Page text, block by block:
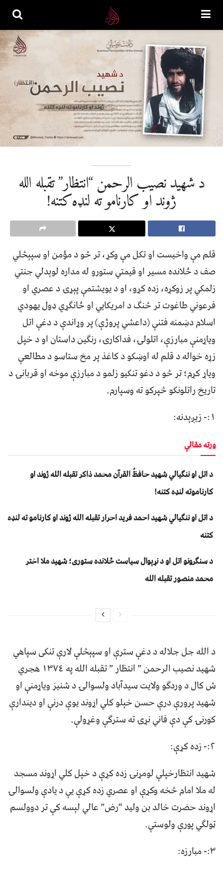
د شهید نصیب الرحمن “انتظار” تقبله الله
ژوند او کارنامو ته لنډه کتنه!
قلم مې واخیست او تکل مې وکړ، تر څو د مؤمن او سپېڅلي
صف د ځلانده مسیر او قیمتي ستورو له مداره لوېدلي جنتي
زلمکي پر زوکړه، زده کړو، او د یویشتمې پېړۍ د عصري او
فرعوني طاغوت تر څنګ د امریکایي او ځانګړي ډول یهودي
اسلام دښمنه فتنې (داعشي پروژې) پر وړاندې د دغې اتل
ویاړمنې مبارزې، اتلولۍ، فداکارۍ، رنګین داستان او د خپل
زړه خواله د قلم له اوښکو د کاغذ پر مخ ستاسو د مطالعې
ویاړ کړم؛ تر څو د دغو تنکیو زلمو د مبارزې موخه او قربانۍ د
تاریخ راتلونکو څپرکو ته وسپارم.
۱:- زیږېدنه:
ورته مقالې
د اتل او ننګیالي شهید حافظُ القرآن محمد ذاکر تقبله الله ژوند او
کارناموته لنډه کتنه!
د اتل او ننګیالي شهید احمد فرید احرار تقبله الله ژوند او کارنامو ته لنډه
کتنه
د سنګرونو اتل او د نړېوال سياست ځلانده ستوری؛ شهيد ملا اختر
محمد منصور تقبله الله
د الله جل جلاله د دغې سترې او سپېڅلې لارې تنکی سپاهي
شهید نصیب الرحمن ” انتظار ” تقبله الله په ١٣٧٤ هجري
ش کال د وردګو ولایت سيدآباد ولسوالۍ د شنيز ویاړمنې او
شهید پرورې درې حسن خېلو کلي اړوند یوې درنې او ديندارې
کورنۍ کې دې فاني نړۍ ته سترګې وغړولې.
۲:- زده کړې:
شهید انتظارخپلې لومړنۍ زده کړې د خپل کلي اړوند مسجد
له ملا امام څخه وکړې او عصري زده کړې يې د یادې ولسوالۍ
اړوند حضرت خالد بن وليد “رض” عالي لېسه کې تر دوولسم
ټولګي پورې ولوستې.
۳:- مبارزه: